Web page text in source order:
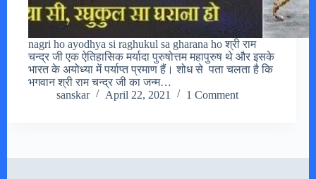
nagri ho ayodhya si raghukul sa gharana ho श्री राम
चन्द्र जी एक ऐतिहासिक मर्यादा पुरुषोत्तम महापुरुष थे और इसके
भारत के अयोध्या में पर्याप्त प्रमाण हैं। शोध से पता चलता है कि
भगवान श्री राम चन्द्र जी का जन्म…
sanskar
April 22, 2021 1 Comment